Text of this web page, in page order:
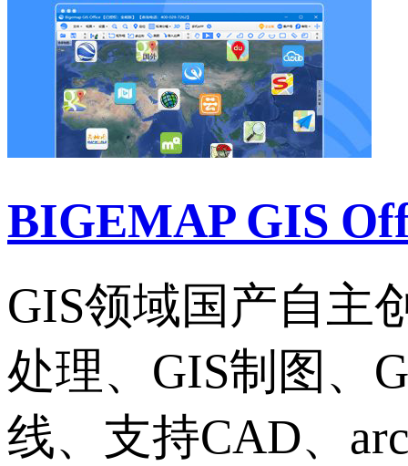
BIGEMAP GIS
GIS领域国产自主
处理、GIS制图、
线、支持CAD、